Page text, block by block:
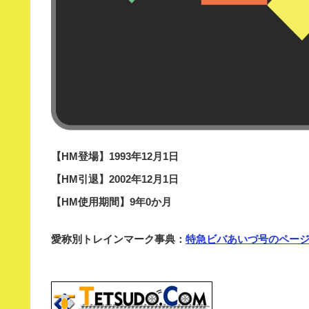
【HM登場】1993年12月1日
【HM引退】2002年12月1日
【HM使用期間】9年0か月
愛称別トレインマーク事典： 特急ビバあいづ号のページ